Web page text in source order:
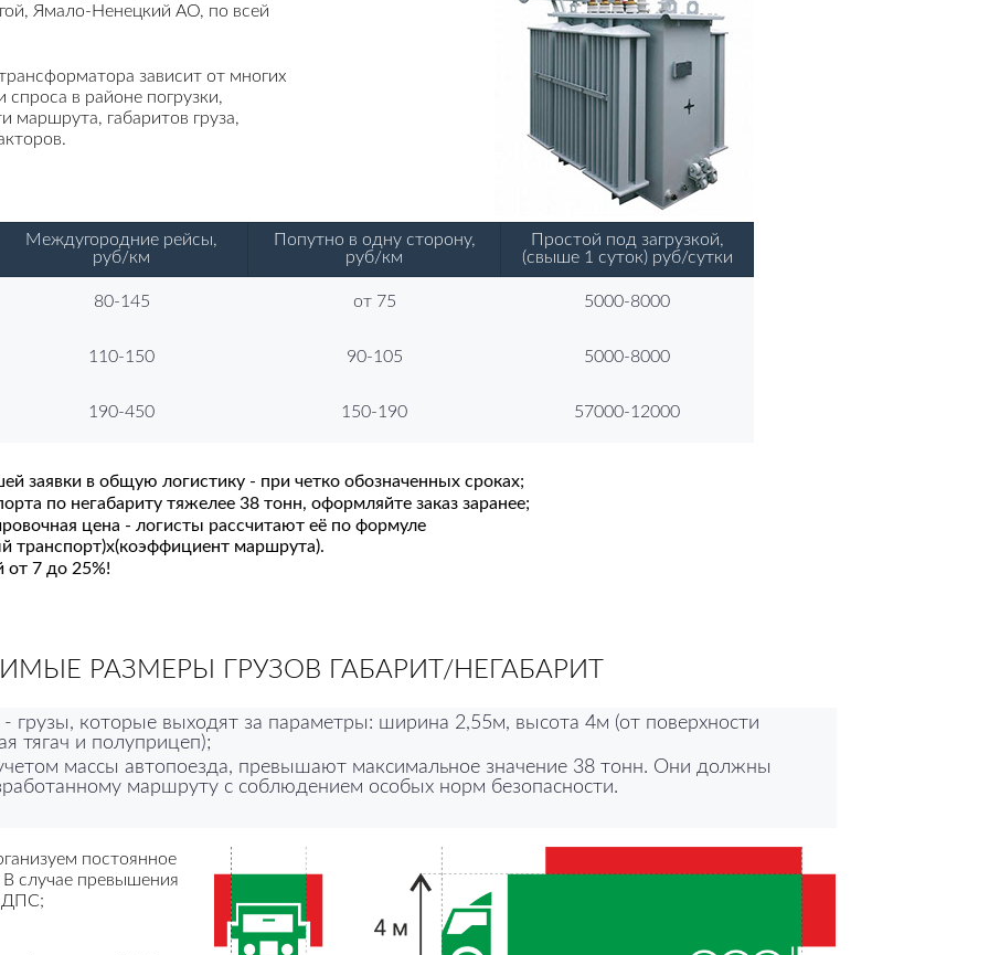
Ямало-Ненецкий АО, по всей
зависит от многих
в районе погрузки,
маршрута, габаритов груза,
Междугородние рейсы,
руб/км
Попутно в одну сторону,
руб/км
Простой под загрузкой,
(свыше 1 суток) руб/сутки
80-145 от 75 5000-8000
110-150 90-105 5000-8000
190-450 150-190 57000-12000
заявки в общую логистику - при четко обозначенных сроках;
по негабариту тяжелее 38 тонн, оформляйте заказ заранее;
цена - логисты рассчитают её по формуле
транспорт)х(коэффициент маршрута).
от 7 до 25%!
РАЗМЕРЫ ГРУЗОВ ГАБАРИТ/НЕГАБАРИТ
- грузы, которые выходят за параметры: ширина 2,55м, высота 4м (от поверхности
тягач и полуприцеп);
массы автопоезда, превышают максимальное значение 38 тонн. Они должны
маршруту с соблюдением особых норм безопасности.
постоянное
случае превышения
ДПС;